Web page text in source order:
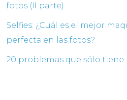
fotos (II parte)
Selfies: ¿Cuál es el mejor
perfecta en las fotos?
20 problemas que sólo